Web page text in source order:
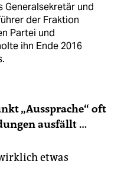
Generalsekretär und
der Fraktion
Partei und
ihn Ende 2016
„Aussprache“ oft
ausfällt …
etwas